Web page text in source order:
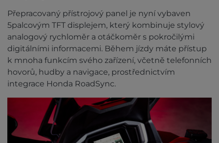
Přepracovaný přístrojový panel je nyní vybaven
5palcovým TFT displejem, který kombinuje stylový
analogový rychloměr a otáčkoměr s pokročilými
digitálními informacemi. Během jízdy máte přístup
k mnoha funkcím svého zařízení, včetně telefonních
hovorů, hudby a navigace, prostřednictvím
integrace Honda RoadSync.